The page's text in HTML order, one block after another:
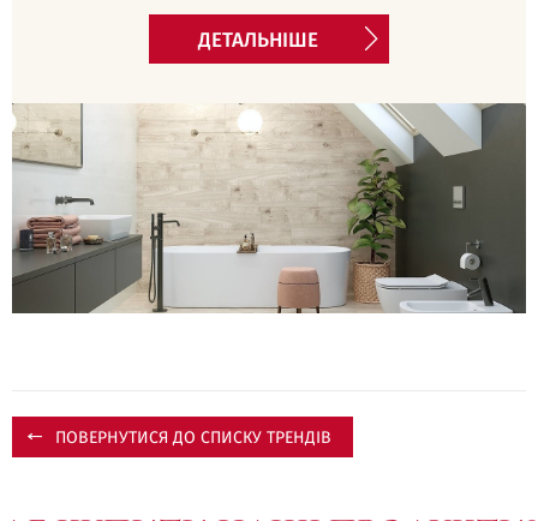
ДЕТАЛЬНІШЕ
ПОВЕРНУТИСЯ ДО СПИСКУ ТРЕНДІВ